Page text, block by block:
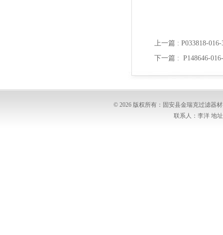
上一篇 : P033818-
下一篇 : P148646-
© 2026 版权所有：固安县金瑞克过滤器
联系人：李洋 地